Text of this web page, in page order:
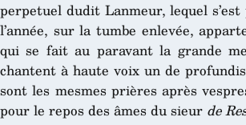
perpetuel dudit Lanmeur, lequel
l’année, sur la tumbe enlevée,
qui se fait au paravant la grande
chantent à haute voix un de
sont les mesmes prières après
pour le repos des âmes du sieur de